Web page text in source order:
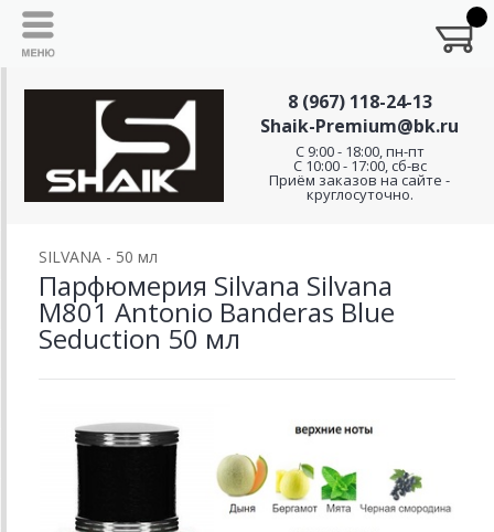
8 (967) 118-24-13
Shaik-Premium@bk.ru
C 9:00 - 18:00, пн-пт
С 10:00 - 17:00, сб-вс
Приём заказов на сайте -
круглосуточно.
SILVANA - 50 мл
Парфюмерия Silvana Silvana
M801 Antonio Banderas Blue
Seduction 50 мл